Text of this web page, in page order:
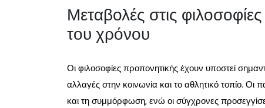
Μεταβολές στις
του χρόνου
Οι φιλοσοφίες προπονητικής έχουν υποστεί
αλλαγές στην κοινωνία και το αθλητικό τοπίο. Οι
και τη συμμόρφωση, ενώ οι σύγχρονες